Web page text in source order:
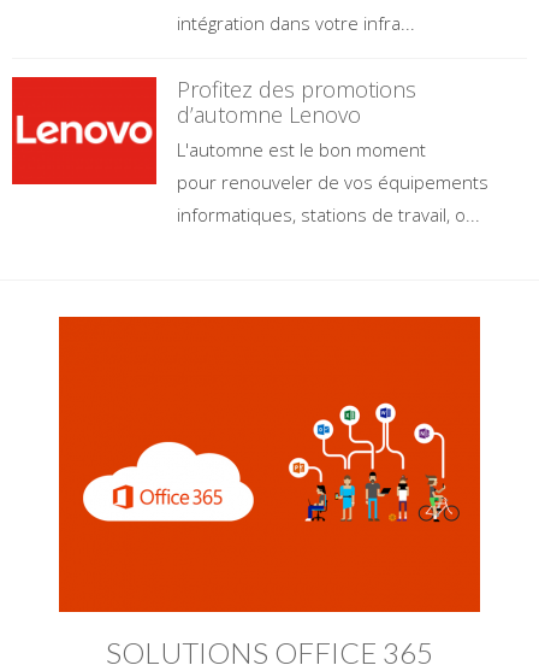
intégration dans votre infra...
Profitez des promotions
d’automne Lenovo
L'automne est le bon moment
pour renouveler de vos équipements
informatiques, stations de travail, o...
SOLUTIONS OFFICE 365